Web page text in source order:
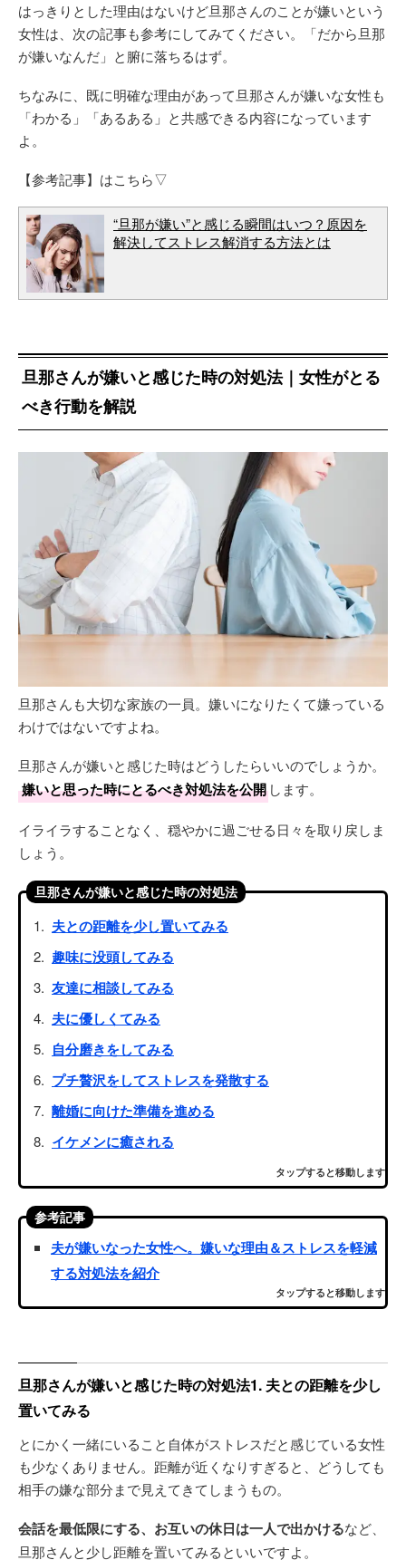
はっきりとした理由はないけど旦那さんのことが嫌いという
女性は、次の記事も参考にしてみてください。「だから旦那
が嫌いなんだ」と腑に落ちるはず。
ちなみに、既に明確な理由があって旦那さんが嫌いな女性も
「わかる」「あるある」と共感できる内容になっています
よ。
【参考記事】はこちら▽
“旦那が嫌い”と感じる瞬間はいつ？原因を
解決してストレス解消する方法とは
旦那さんが嫌いと感じた時の対処法｜女性がとる
べき行動を解説
旦那さんも大切な家族の一員。嫌いになりたくて嫌っている
わけではないですよね。
旦那さんが嫌いと感じた時はどうしたらいいのでしょうか。
嫌いと思った時にとるべき対処法を公開 します。
イライラすることなく、穏やかに過ごせる日々を取り戻しま
しょう。
旦那さんが嫌いと感じた時の対処法
夫との距離を少し置いてみる
趣味に没頭してみる
友達に相談してみる
夫に優しくてみる
自分磨きをしてみる
プチ贅沢をしてストレスを発散する
離婚に向けた準備を進める
イケメンに癒される
タップすると移動します
参考記事
夫が嫌いなった女性へ。嫌いな理由＆ストレスを軽減
する対処法を紹介
タップすると移動します
旦那さんが嫌いと感じた時の対処法1. 夫との距離を少し
置いてみる
とにかく一緒にいること自体がストレスだと感じている女性
も少なくありません。距離が近くなりすぎると、どうしても
相手の嫌な部分まで見えてきてしまうもの。
会話を最低限にする、お互いの休日は一人で出かけるなど、
旦那さんと少し距離を置いてみるといいですよ。